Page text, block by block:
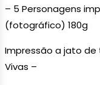
– 5 Personagens
(fotográfico) 180g
Impressão a jato
Vivas –